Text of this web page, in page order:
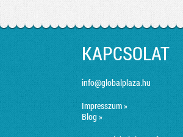
KAPCSOLAT
info@globalplaza.hu
Impresszum »
Blog »